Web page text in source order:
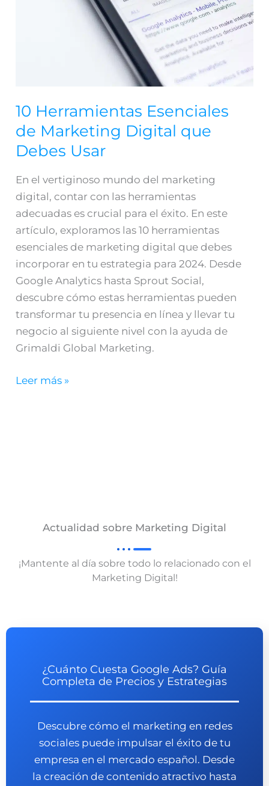
10 Herramientas Esenciales
de Marketing Digital que
Debes Usar
En el vertiginoso mundo del marketing
digital, contar con las herramientas
adecuadas es crucial para el éxito. En este
artículo, exploramos las 10 herramientas
esenciales de marketing digital que debes
incorporar en tu estrategia para 2024. Desde
Google Analytics hasta Sprout Social,
descubre cómo estas herramientas pueden
transformar tu presencia en línea y llevar tu
negocio al siguiente nivel con la ayuda de
Grimaldi Global Marketing.
Leer más »
Actualidad sobre Marketing Digital
¡Mantente al día sobre todo lo relacionado con el
Marketing Digital!
¿Cuánto Cuesta Google Ads? Guía
Completa de Precios y Estrategias
Descubre cómo el marketing en redes
sociales puede impulsar el éxito de tu
empresa en el mercado español. Desde
la creación de contenido atractivo hasta